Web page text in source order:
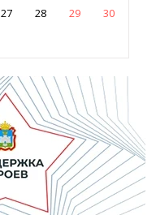
27 28 29
30